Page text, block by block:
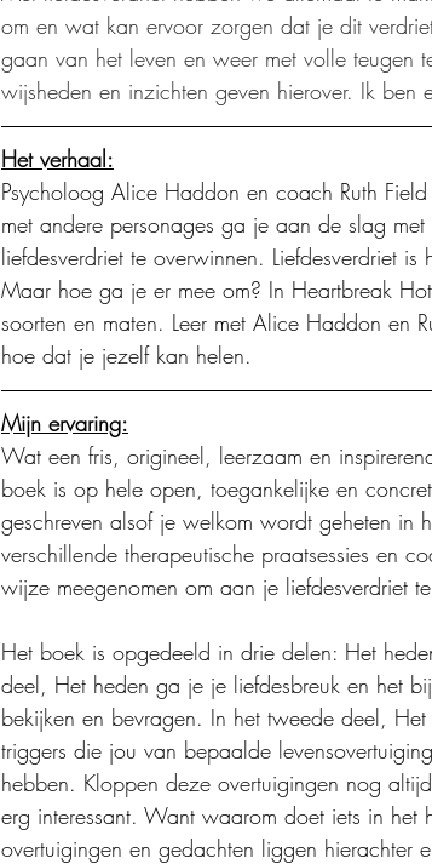
om en wat kan ervoor zorgen dat je dit
gaan van het leven en weer met volle teugen
wijsheden en inzichten geven hierover. Ik ben
Het verhaal:
Psycholoog Alice Haddon en coach Ruth
met andere personages ga je aan de slag
liefdesverdriet te overwinnen. Liefdesverdriet
Maar hoe ga je er mee om? In Heartbreak
soorten en maten. Leer met Alice Haddon en
hoe dat je jezelf kan helen.
Mijn ervaring:
Wat een fris, origineel, leerzaam en
boek is op hele open, toegankelijke en
geschreven alsof je welkom wordt geheten in
verschillende therapeutische praatsessies en
wijze meegenomen om aan je liefdesverdriet
Het boek is opgedeeld in drie delen: Het
deel, Het heden ga je je liefdesbreuk en het
bekijken en bevragen. In het tweede deel,
triggers die jou van bepaalde
hebben. Kloppen deze overtuigingen nog
erg interessant. Want waarom doet iets in het
overtuigingen en gedachten liggen hierachter